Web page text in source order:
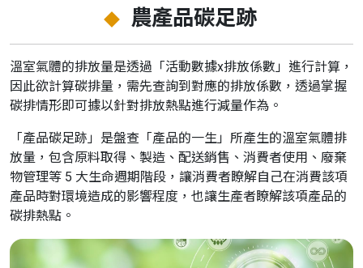
農產品碳足跡
溫室氣體的排放量是透過「活動數據x排放係數」進行計算，
因此欲計算碳排量，需先查詢到對應的排放係數，透過掌握
碳排情形即可據以針對排放熱點進行減量作為。
「產品碳足跡」是盤查「產品的一生」所產生的溫室氣體排
放量，包含原料取得、製造、配送銷售、消費者使用、廢棄
物管理等 5 大生命週期階段，讓消費者瞭解自己在消費該項
產品時對環境造成的影響程度，也讓生產者瞭解該項產品的
碳排熱點。